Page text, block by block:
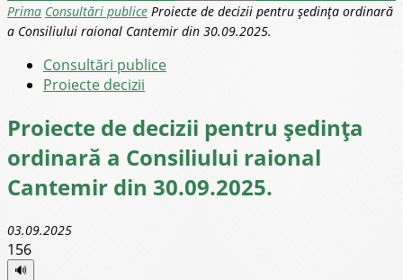
Prima Consultări publice Proiecte de decizii pentru ședința ordinară
a Consiliului raional Cantemir din 30.09.2025.
Consultări publice
Proiecte decizii
Proiecte de decizii pentru ședința
ordinară a Consiliului raional
Cantemir din 30.09.2025.
03.09.2025
156
🔊